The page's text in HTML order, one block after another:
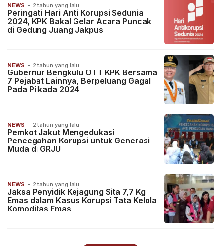
NEWS - 2 tahun yang lalu
Peringati Hari Anti Korupsi Sedunia
2024, KPK Bakal Gelar Acara Puncak
di Gedung Juang Jakpus
NEWS - 2 tahun yang lalu
Gubernur Bengkulu OTT KPK Bersama
7 Pejabat Lainnya, Berpeluang Gagal
Pada Pilkada 2024
NEWS - 2 tahun yang lalu
Pemkot Jakut Mengedukasi
Pencegahan Korupsi untuk Generasi
Muda di GRJU
NEWS - 2 tahun yang lalu
Jaksa Penyidik Kejagung Sita 7,7 Kg
Emas dalam Kasus Korupsi Tata Kelola
Komoditas Emas